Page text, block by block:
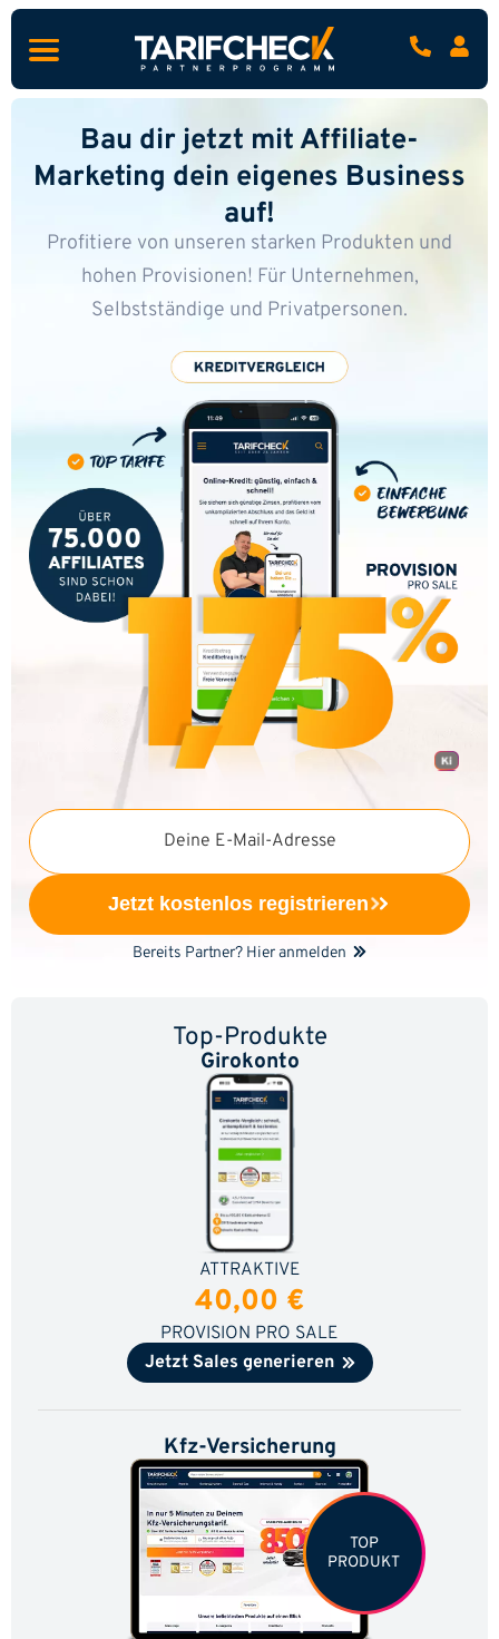
Bau dir jetzt mit Affiliate-
Marketing dein eigenes Business
auf!
Profitiere von unseren starken Produkten und
hohen Provisionen! Für Unternehmen,
Selbstständige und Privatpersonen.
Deine E-Mail-Adresse
Jetzt kostenlos registrieren
Bereits Partner? Hier anmelden
Top-Produkte
Girokonto
ATTRAKTIVE
40,00 €
PROVISION PRO SALE
Jetzt Sales generieren
Kfz-Versicherung
TOP
PRODUKT